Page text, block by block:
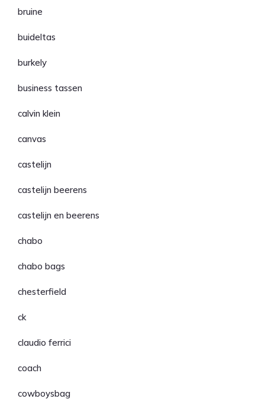
bruine
buideltas
burkely
business tassen
calvin klein
canvas
castelijn
castelijn beerens
castelijn en beerens
chabo
chabo bags
chesterfield
ck
claudio ferrici
coach
cowboysbag